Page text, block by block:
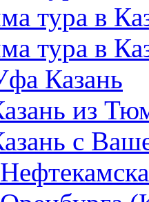
тура в
тура в
Казань
из
с